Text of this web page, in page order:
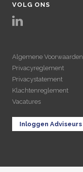
VOLG ONS
Algemene Voorwaarden
Privacyreglement
Privacystatement
Klachtenreglement
Vacatures
Inloggen Adviseurs